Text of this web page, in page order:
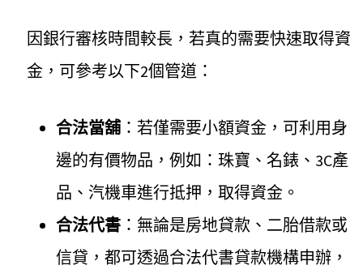
因銀行審核時間較長，若真的需要快速取得資
金，可參考以下2個管道：
合法當舖 ：若僅需要小額資金，可利用身
邊的有價物品，例如：珠寶、名錶、3C產
品、汽機車進行抵押，取得資金。
合法代書 ：無論是房地貸款、二胎借款或
信貸，都可透過合法代書貸款機構申辦，